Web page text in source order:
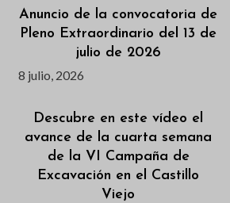
Anuncio de la convocatoria de
Pleno Extraordinario del 13 de
julio de 2026
8 julio, 2026
Descubre en este vídeo el
avance de la cuarta semana
de la VI Campaña de
Excavación en el Castillo
Viejo